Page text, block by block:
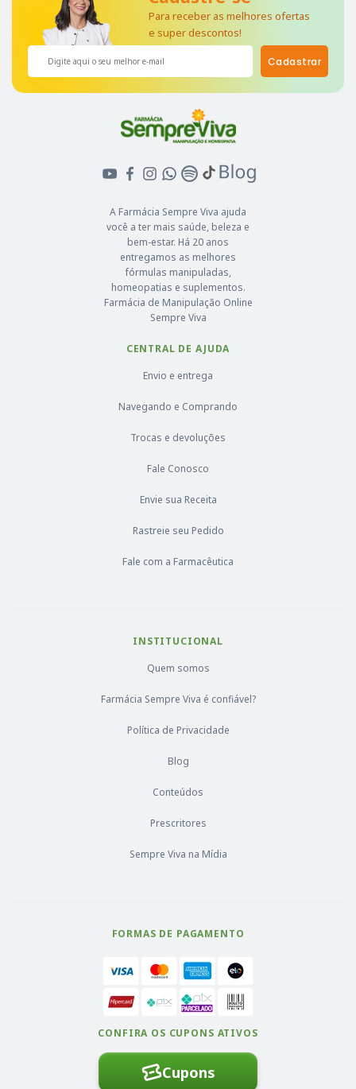
A Farmácia Sempre Viva ajuda
você a ter mais saúde, beleza e
bem-estar. Há 20 anos
entregamos as melhores
fórmulas manipuladas,
homeopatias e suplementos.
Farmácia de Manipulação Online
Sempre Viva
CENTRAL DE AJUDA
Envio e entrega
Navegando e Comprando
Trocas e devoluções
Fale Conosco
Envie sua Receita
Rastreie seu Pedido
Fale com a Farmacêutica
INSTITUCIONAL
Quem somos
Farmácia Sempre Viva é confiável?
Política de Privacidade
Blog
Conteúdos
Prescritores
Sempre Viva na Mídia
FORMAS DE PAGAMENTO
CONFIRA OS CUPONS ATIVOS
Cupons
Para receber as melhores ofertas
e super descontos!
Cadastrar